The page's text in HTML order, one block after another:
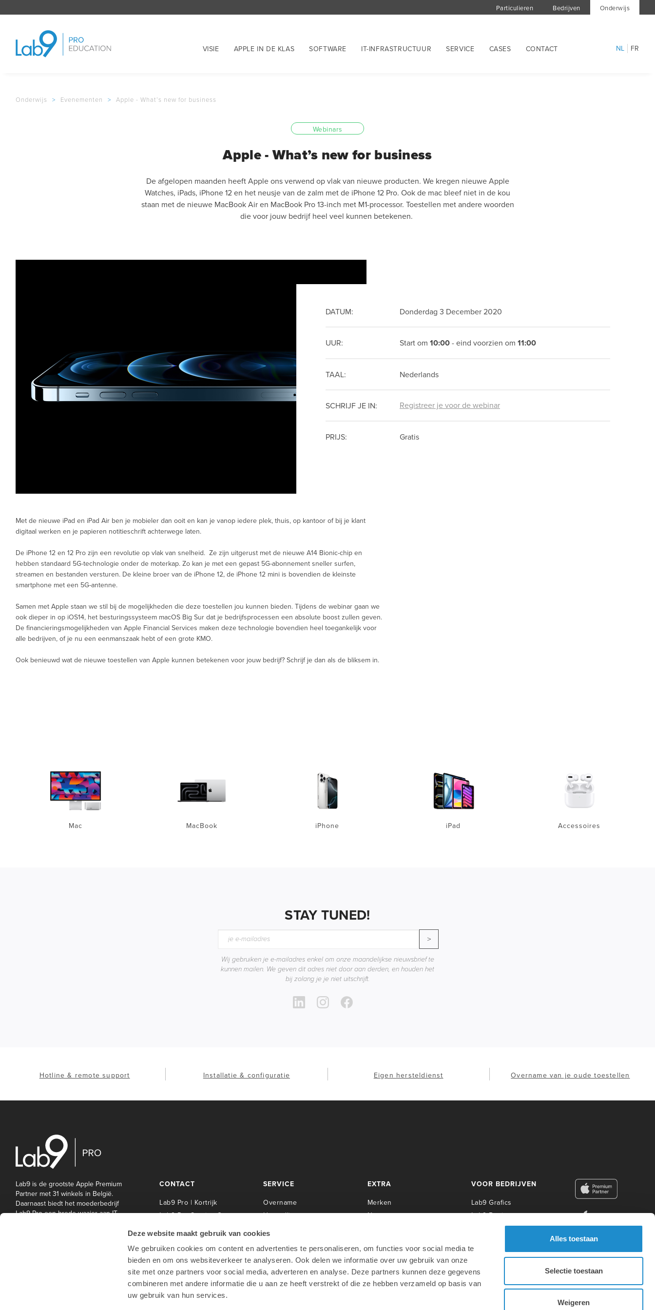
Deze website maakt gebruik van cookies
We gebruiken cookies om content en advertenties te personaliseren, om functies voor social media te
bieden en om ons websiteverkeer te analyseren. Ook delen we informatie over uw gebruik van onze
site met onze partners voor social media, adverteren en analyse. Deze partners kunnen deze gegevens
combineren met andere informatie die u aan ze heeft verstrekt of die ze hebben verzameld op basis van
uw gebruik van hun services.
Alles toestaan
Selectie toestaan
Weigeren
Particulieren Bedrijven Onderwijs
VISIE APPLE IN DE KLAS SOFTWARE IT-INFRASTRUCTUUR SERVICE CASES CONTACT NL FR
Onderwijs > Evenementen > Apple - What’s new for business
Webinars
Apple - What’s new for business
De afgelopen maanden heeft Apple ons verwend op vlak van nieuwe producten. We kregen nieuwe Apple
Watches, iPads, iPhone 12 en het neusje van de zalm met de iPhone 12 Pro. Ook de mac bleef niet in de kou
staan met de nieuwe MacBook Air en MacBook Pro 13-inch met M1-processor. Toestellen met andere woorden
die voor jouw bedrijf heel veel kunnen betekenen.
DATUM: Donderdag 3 December 2020
UUR: Start om 10:00- eind voorzien om 11:00
TAAL: Nederlands
SCHRIJF JE IN: Registreer je voor de webinar
PRIJS: Gratis
Met de nieuwe iPad en iPad Air ben je mobieler dan ooit en kan je vanop iedere plek, thuis, op kantoor of bij je klant
digitaal werken en je papieren notitieschrift achterwege laten.
De iPhone 12 en 12 Pro zijn een revolutie op vlak van snelheid. Ze zijn uitgerust met de nieuwe A14 Bionic-chip en
hebben standaard 5G-technologie onder de moterkap. Zo kan je met een gepast 5G-abonnement sneller surfen,
streamen en bestanden versturen. De kleine broer van de iPhone 12, de iPhone 12 mini is bovendien de kleinste
smartphone met een 5G-antenne.
Samen met Apple staan we stil bij de mogelijkheden die deze toestellen jou kunnen bieden. Tijdens de webinar gaan we
ook dieper in op iOS14, het besturingssysteem macOS Big Sur dat je bedrijfsprocessen een absolute boost zullen geven.
De financieringsmogelijkheden van Apple Financial Services maken deze technologie bovendien heel toegankelijk voor
alle bedrijven, of je nu een eenmanszaak hebt of een grote KMO.
Ook benieuwd wat de nieuwe toestellen van Apple kunnen betekenen voor jouw bedrijf? Schrijf je dan als de bliksem in.
Mac MacBook iPhone iPad Accessoires
STAY TUNED!
>
Wij gebruiken je e-mailadres enkel om onze maandelijkse nieuwsbrief te
kunnen mailen. We geven dit adres niet door aan derden, en houden het
bij zolang je je niet uitschrijft.
Hotline & remote support Installatie & configuratie Eigen hersteldienst Overname van je oude toestellen
Lab9 is de grootste Apple Premium
Partner met 31 winkels in België.
Daarnaast biedt het moederbedrijf
Lab9 Pro een brede waaier aan IT-
CONTACT
Lab9 Pro | Kortrijk
Lab9 Pro Service Center
Lab9 Pro | Hasselt
Lab9 Pro | Antwerpen
Lab9 Pro | Waterloo
Lab9 winkels
SERVICE
Overname
Herstellingen
Opleidingen
Apple Financial Services
Teamviewer
EXTRA
Merken
Newsroom
Werken bij Lab9
VOOR BEDRIJVEN
Lab9 Grafics
Lab9 Business
Lab9 Construct
Lab9 Academy
VOOR ONDERWIJS